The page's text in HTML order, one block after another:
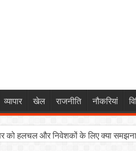
व्यापार खेल राजनीति नौकरियां
को हलचल और निवेशकों के लिए क्या